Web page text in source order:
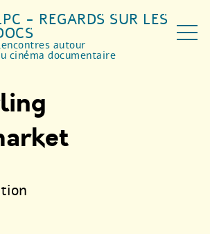
- REGARDS SUR LES
autour
cinéma documentaire